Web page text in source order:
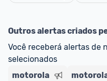
Outros alertas criados
Você receberá alertas de
selecionados
motorola